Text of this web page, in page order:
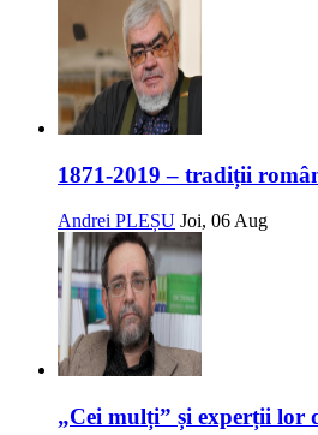
1871-2019 – tradiții
Andrei PLEȘU Joi, 06 Aug
„Cei mulți” și experții lor